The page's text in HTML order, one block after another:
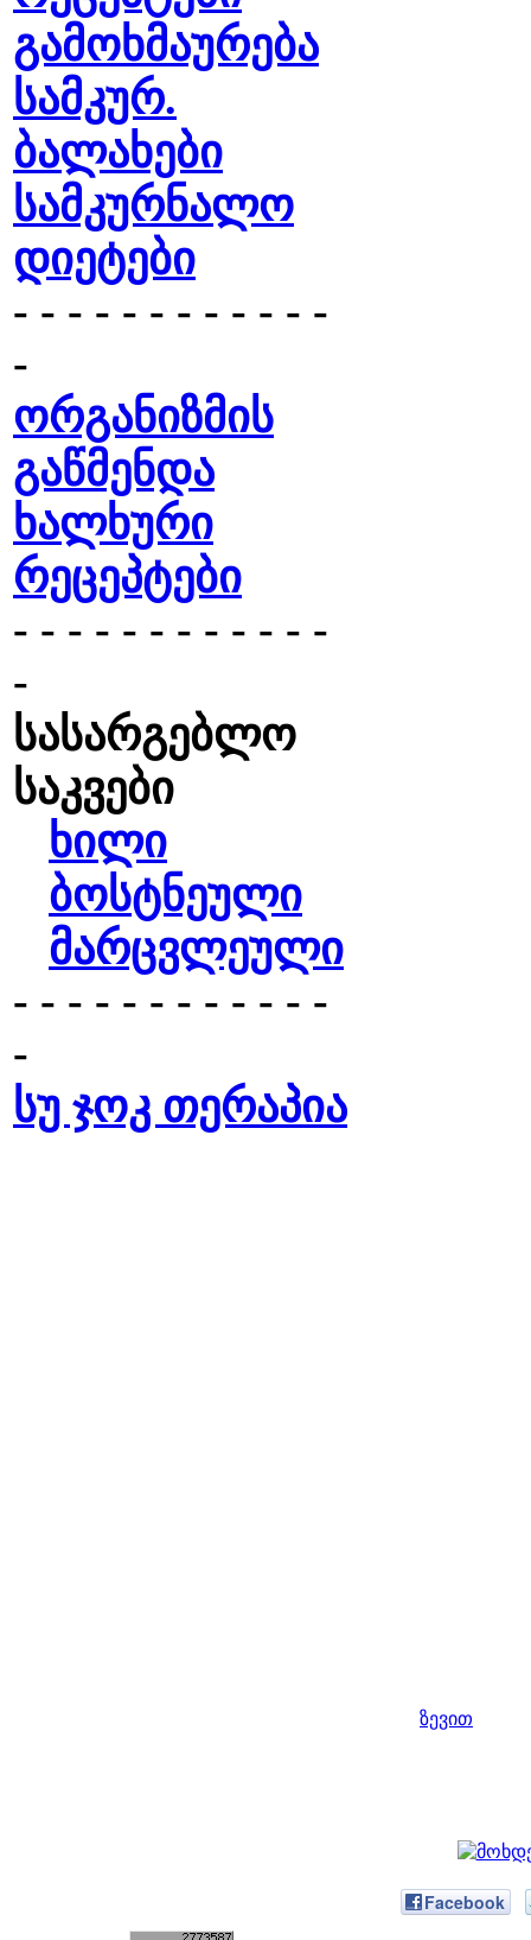
გამოხმაურება
სამკურ.
ბალახები
სამკურნალო
დიეტები
- - - - - - - - - - - -
-
ორგანიზმის
გაწმენდა
ხალხური
რეცეპტები
- - - - - - - - - - - -
-
სასარგებლო
საკვები
ხილი
ბოსტნეული
მარცვლეული
- - - - - - - - - - - -
-
სუ ჯოკ თერაპია
ზევით
Facebook